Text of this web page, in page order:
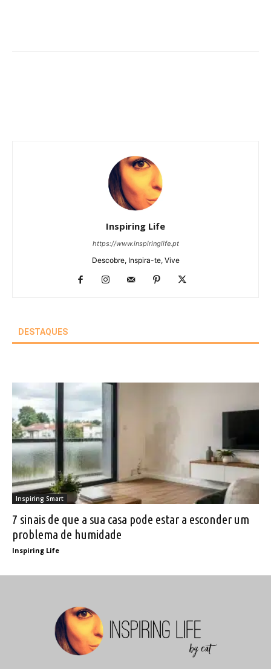
Inspiring Life
https://www.inspiringlife.pt
Descobre, Inspira-te, Vive
DESTAQUES
Inspiring Smart
7 sinais de que a sua casa pode estar a esconder um
problema de humidade
Inspiring Life